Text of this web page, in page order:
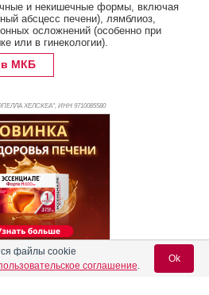
и некишечные формы, включая
абсцесс печени), лямблиоз,
осложнений (особенно при
или в гинекологии).
МКБ
ХЕЛСКЕА", ИНН 9710085580
файлы cookie
соглашение.
Ok